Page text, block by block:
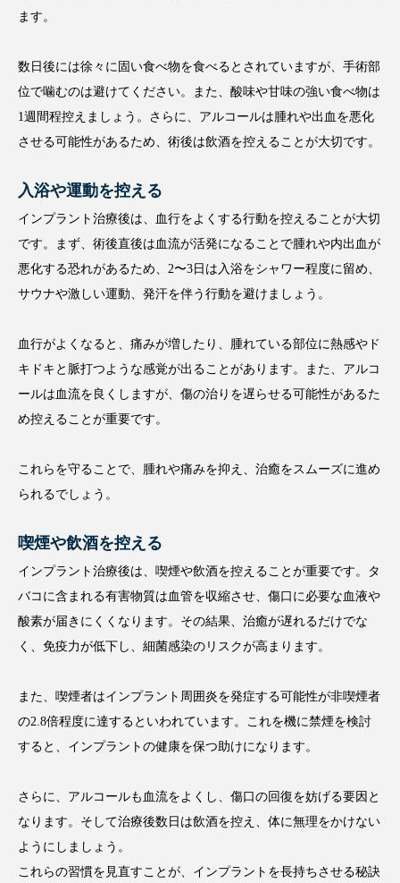
ます。
数日後には徐々に固い食べ物を食べるとされていますが、手術部
位で噛むのは避けてください。また、酸味や甘味の強い食べ物は
1週間程控えましょう。さらに、アルコールは腫れや出血を悪化
させる可能性があるため、術後は飲酒を控えることが大切です。
入浴や運動を控える
インプラント治療後は、血行をよくする行動を控えることが大切
です。まず、術後直後は血流が活発になることで腫れや内出血が
悪化する恐れがあるため、2〜3日は入浴をシャワー程度に留め、
サウナや激しい運動、発汗を伴う行動を避けましょう。
血行がよくなると、痛みが増したり、腫れている部位に熱感やド
キドキと脈打つような感覚が出ることがあります。また、アルコ
ールは血流を良くしますが、傷の治りを遅らせる可能性があるた
め控えることが重要です。
これらを守ることで、腫れや痛みを抑え、治癒をスムーズに進め
られるでしょう。
喫煙や飲酒を控える
インプラント治療後は、喫煙や飲酒を控えることが重要です。タ
バコに含まれる有害物質は血管を収縮させ、傷口に必要な血液や
酸素が届きにくくなります。その結果、治癒が遅れるだけでな
く、免疫力が低下し、細菌感染のリスクが高まります。
また、喫煙者はインプラント周囲炎を発症する可能性が非喫煙者
の2.8倍程度に達するといわれています。これを機に禁煙を検討
すると、インプラントの健康を保つ助けになります。
さらに、アルコールも血流をよくし、傷口の回復を妨げる要因と
なります。そして治療後数日は飲酒を控え、体に無理をかけない
ようにしましょう。
これらの習慣を見直すことが、インプラントを長持ちさせる秘訣